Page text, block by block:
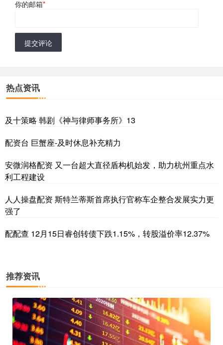
你的邮箱*
提交评论
热点资讯
及十策略 韩剧《神与律师事务所》13
配资台 巨蟹座-及时休息补充精力
安微润格配资 又一台超大直径盾构机始发，助力杭州重点水
利工程建设
人人操盘配资 斯特兰蒂斯首席执行官称车企整合发展实力更
强了
配配查 12月15日睿创转债下跌1.15%，转股溢价率12.37%
推荐资讯